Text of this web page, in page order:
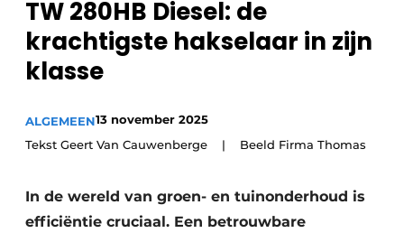
Privacy / Cookie statement
Vacature aanmelden
Vacatures
TW 280HB Diesel: de
krachtigste hakselaar in zijn
klasse
ALGEMEEN13 november 2025
Tekst Geert Van Cauwenberge | Beeld Firma Thomas
In de wereld van groen- en tuinonderhoud is
efficiëntie cruciaal. Een betrouwbare